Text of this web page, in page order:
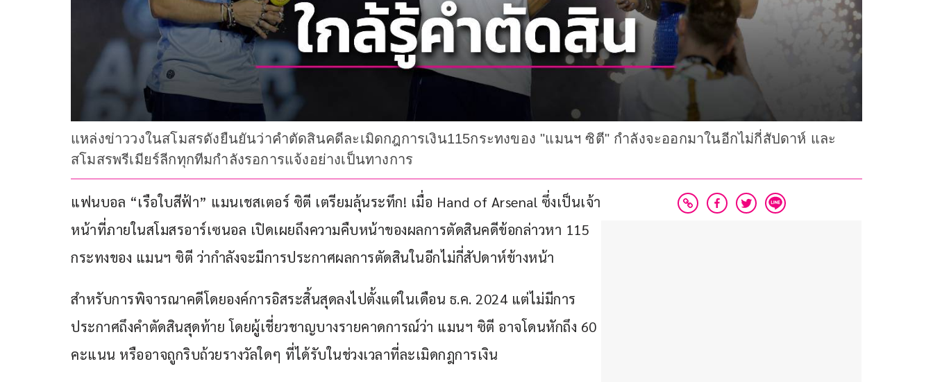
แหล่งข่าววงในสโมสรดังยืนยันว่าคำตัดสินคดีละเมิดกฎการเงิน115กระทงของ "แมนฯ ซิตี" กำลังจะออกมาในอีกไม่กี่สัปดาห์ และ
สโมสรพรีเมียร์ลีกทุกทีมกำลังรอการแจ้งอย่างเป็นทางการ
แฟนบอล “เรือใบสีฟ้า” แมนเชสเตอร์ ซิตี เตรียมลุ้นระทึก! เมื่อ Hand of Arsenal ซึ่งเป็นเจ้า
หน้าที่ภายในสโมสรอาร์เซนอล เปิดเผยถึงความคืบหน้าของผลการตัดสินคดีข้อกล่าวหา 115
กระทงของ แมนฯ ซิตี ว่ากำลังจะมีการประกาศผลการตัดสินในอีกไม่กี่สัปดาห์ข้างหน้า
สำหรับการพิจารณาคดีโดยองค์การอิสระสิ้นสุดลงไปตั้งแต่ในเดือน ธ.ค. 2024 แต่ไม่มีการ
ประกาศถึงคำตัดสินสุดท้าย โดยผู้เชี่ยวชาญบางรายคาดการณ์ว่า แมนฯ ซิตี อาจโดนหักถึง 60
คะแนน หรืออาจถูกริบถ้วยรางวัลใดๆ ที่ได้รับในช่วงเวลาที่ละเมิดกฎการเงิน